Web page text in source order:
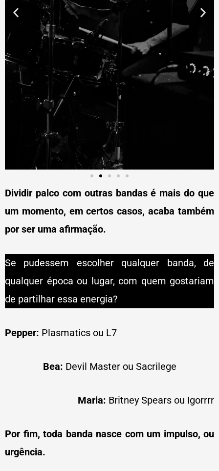
Dividir palco com outras bandas é mais do que
um momento, em certos casos, acaba também
por ser uma afirmação.
Se pudessem escolher qualquer banda, de
qualquer época ou lugar, com quem gostariam
de partilhar essa energia?
Pepper: Plasmatics ou L7
Bea: Devil Master ou Sacrilege
Maria: Britney Spears ou Igorrrr
Por fim, toda banda nasce com um impulso, ou
urgência.